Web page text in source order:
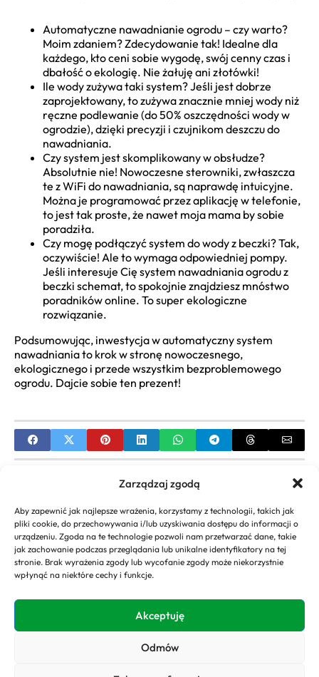
Zarządzaj zgodą
Aby zapewnić jak najlepsze wrażenia, korzystamy z technologii, takich jak
pliki cookie, do przechowywania i/lub uzyskiwania dostępu do informacji o
urządzeniu. Zgoda na te technologie pozwoli nam przetwarzać dane, takie
jak zachowanie podczas przeglądania lub unikalne identyfikatory na tej
stronie. Brak wyrażenia zgody lub wycofanie zgody może niekorzystnie
wpłynąć na niektóre cechy i funkcje.
Akceptuję
Odmów
Automatyczne nawadnianie ogrodu – czy warto?
Moim zdaniem? Zdecydowanie tak! Idealne dla
każdego, kto ceni sobie wygodę, swój cenny czas i
dbałość o ekologię. Nie żałuję ani złotówki!
Ile wody zużywa taki system? Jeśli jest dobrze
zaprojektowany, to zużywa znacznie mniej wody niż
ręczne podlewanie (do 50% oszczędności wody w
ogrodzie), dzięki precyzji i czujnikom deszczu do
nawadniania.
Czy system jest skomplikowany w obsłudze?
Absolutnie nie! Nowoczesne sterowniki, zwłaszcza
te z WiFi do nawadniania, są naprawdę intuicyjne.
Można je programować przez aplikację w telefonie,
to jest tak proste, że nawet moja mama by sobie
poradziła.
Czy mogę podłączyć system do wody z beczki? Tak,
oczywiście! Ale to wymaga odpowiedniej pompy.
Jeśli interesuje Cię system nawadniania ogrodu z
beczki schemat, to spokojnie znajdziesz mnóstwo
poradników online. To super ekologiczne
rozwiązanie.
Podsumowując, inwestycja w automatyczny system
nawadniania to krok w stronę nowoczesnego,
ekologicznego i przede wszystkim bezproblemowego
ogrodu. Dajcie sobie ten prezent!
Dom Opieki Medycznej: Wybór, Finansowanie,
Standardy – Kompletny Przewodnik
NEXT
Samotny Dom: Fenomen, Symbolika i
Rewitalizacja | Jest Taki Samotny Dom tekst
Copyright 2026. All rights